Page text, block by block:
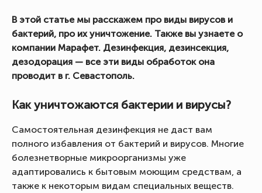
В этой статье мы расскажем про виды вирусов и
бактерий, про их уничтожение. Также вы узнаете о
компании Марафет. Дезинфекция, дезинсекция,
дезодорация — все эти виды обработок она
проводит в г. Севастополь.
Как уничтожаются бактерии и вирусы?
Самостоятельная дезинфекция не даст вам
полного избавления от бактерий и вирусов. Многие
болезнетворные микроорганизмы уже
адаптировались к бытовым моющим средствам, а
также к некоторым видам специальных веществ.